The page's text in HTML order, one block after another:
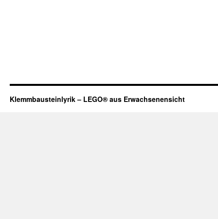
Klemmbausteinlyrik – LEGO® aus Erwachsenensicht